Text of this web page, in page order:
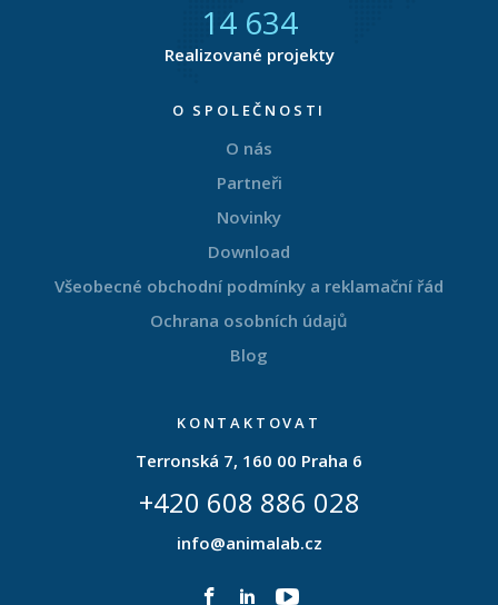
14 877
Realizované projekty
O SPOLEČNOSTI
O nás
Partneři
Novinky
Download
Všeobecné obchodní podmínky a reklamační řád
Ochrana osobních údajů
Blog
KONTAKTOVAT
Terronská 7, 160 00 Praha 6
+420 608 886 028
info@animalab.cz